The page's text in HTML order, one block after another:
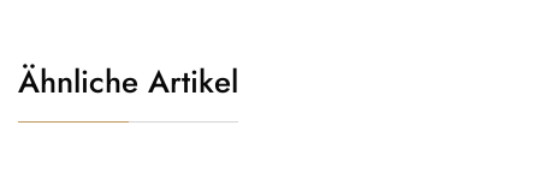
Ähnliche Artikel